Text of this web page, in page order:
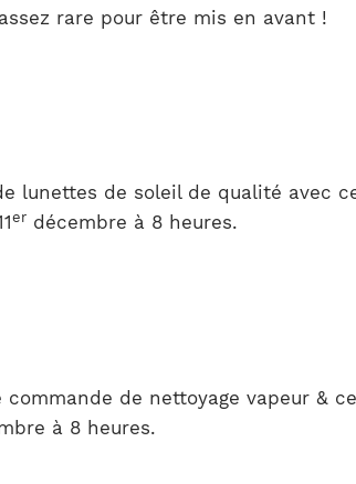
rare pour être mis en avant !
lunettes de soleil de qualité avec
er décembre à 8 heures.
commande de nettoyage vapeur &
à 8 heures.